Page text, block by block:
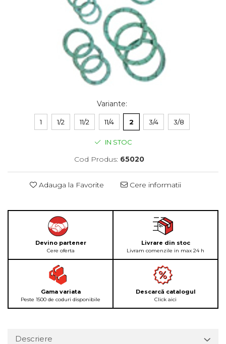
Variante:
1 1/2 11/2 11/4 2 3/4 3/8
IN STOC
Cod Produs: 65020
Adauga la Favorite Cere informatii
Devino partener
Cere oferta
Livrare din stoc
Livram comenzile in max 24 h
Gama variata
Peste 1500 de coduri disponibile
Descarcă catalogul
Click aici
Descriere